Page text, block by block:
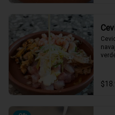
*El
en